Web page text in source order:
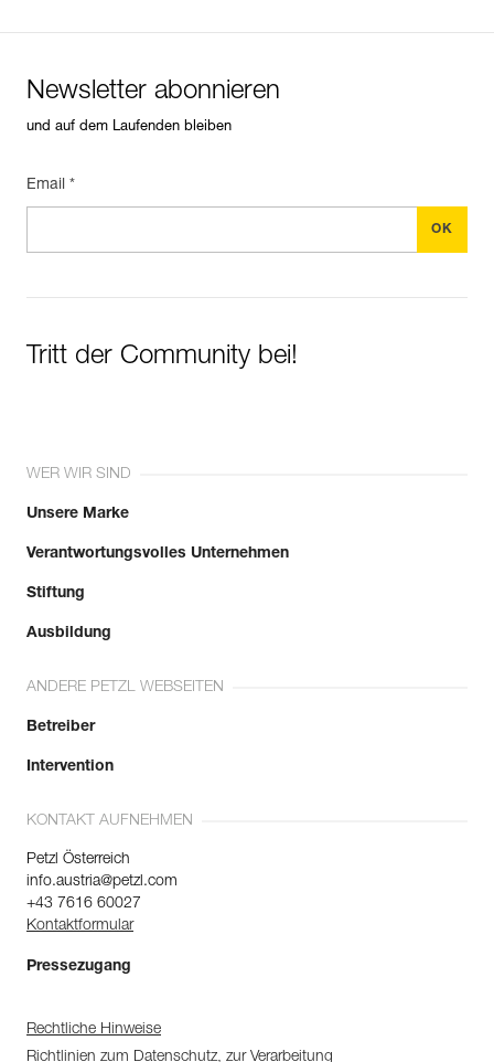
Newsletter abonnieren
und auf dem Laufenden bleiben
Email *
Tritt der Community bei!
WER WIR SIND
Unsere Marke
Verantwortungsvolles Unternehmen
Stiftung
Ausbildung
ANDERE PETZL WEBSEITEN
Betreiber
Intervention
KONTAKT AUFNEHMEN
Petzl Österreich
info.austria@petzl.com
+43 7616 60027
Kontaktformular
Pressezugang
Rechtliche Hinweise
Richtlinien zum Datenschutz, zur Verarbeitung